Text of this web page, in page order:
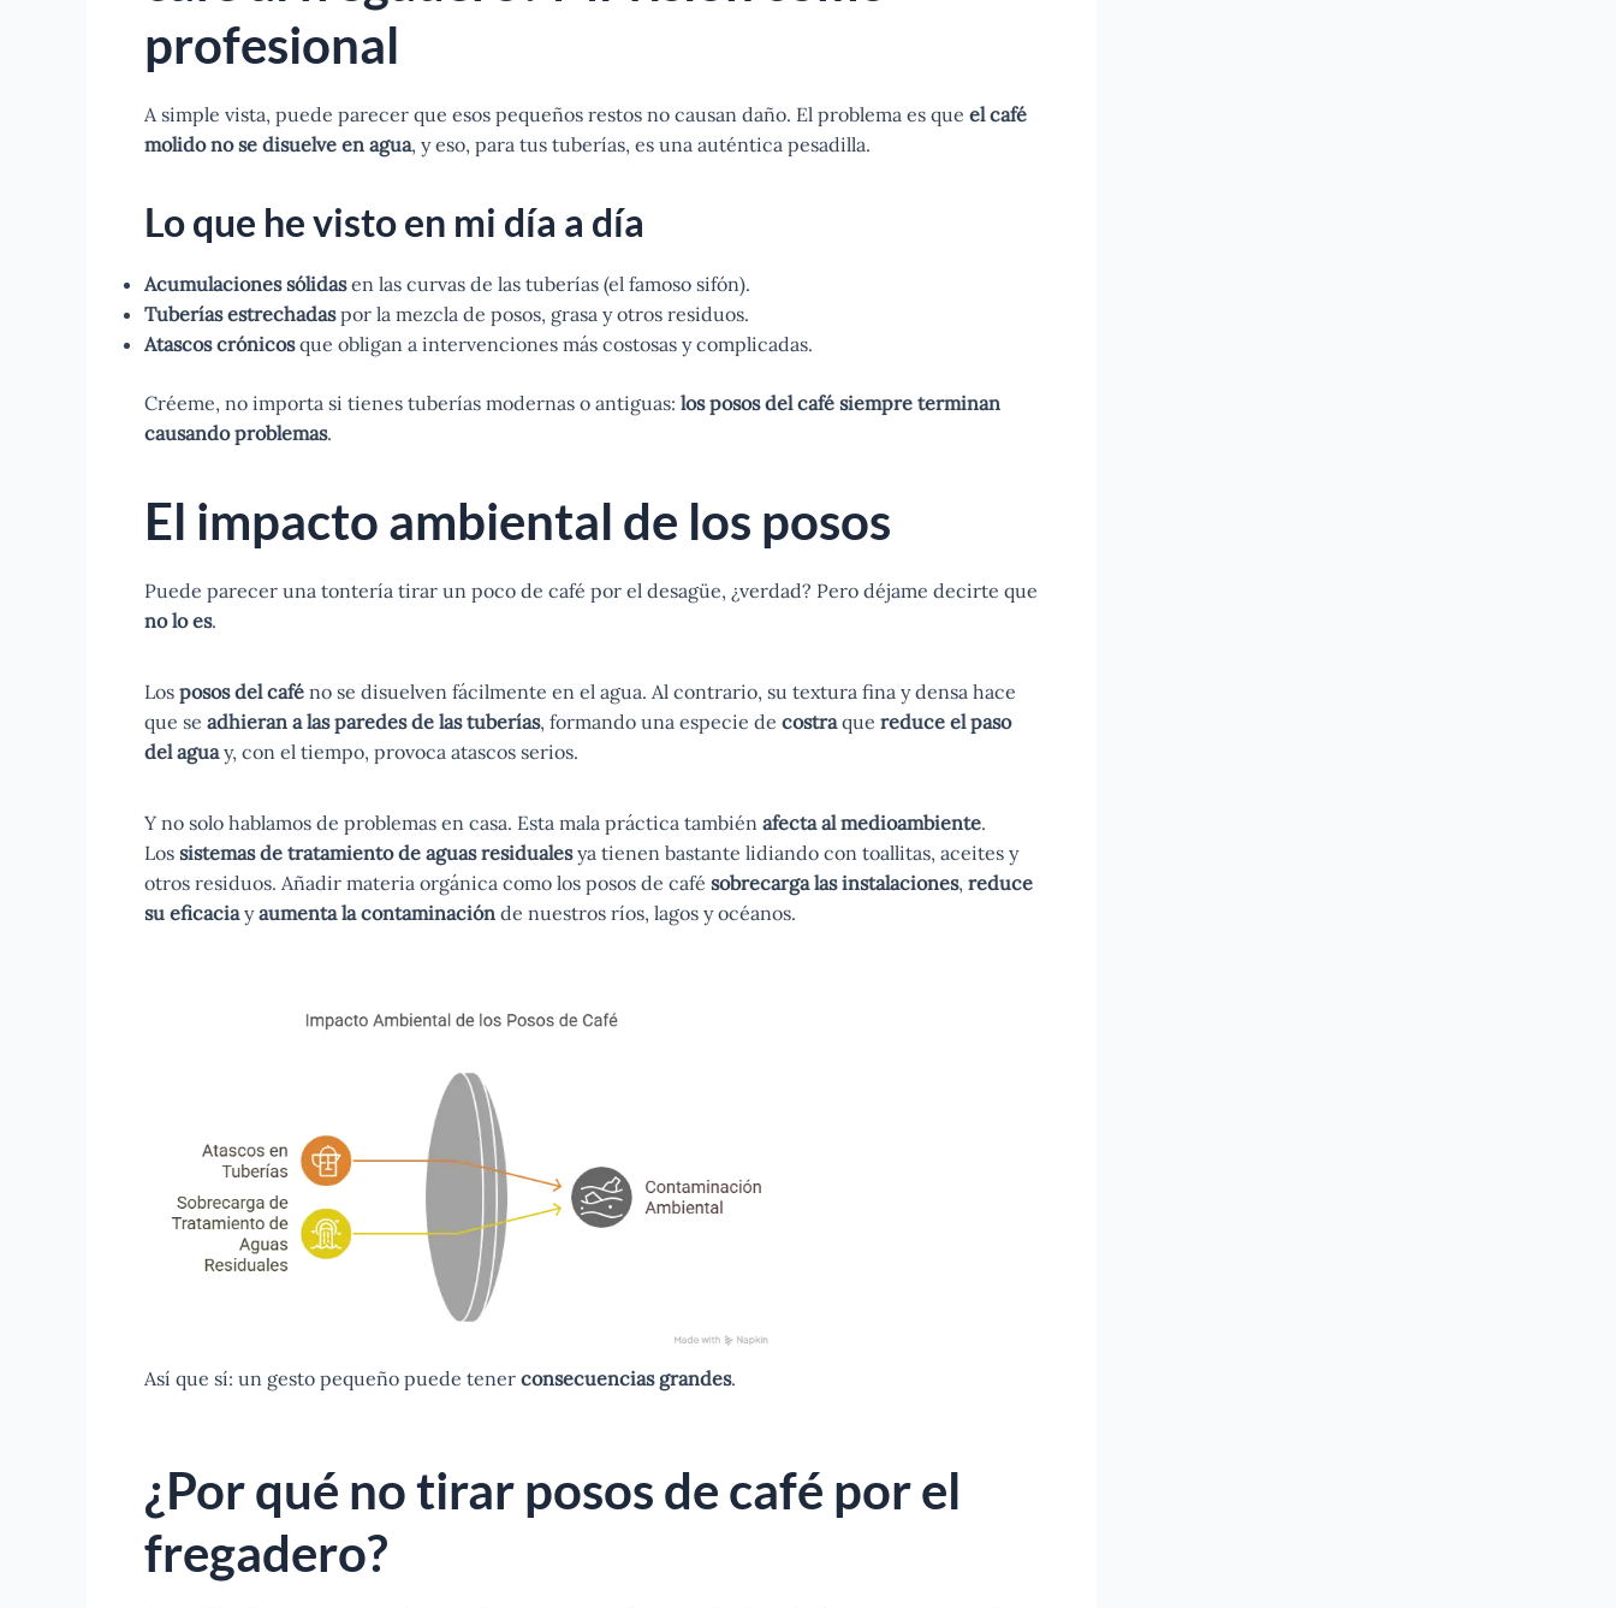
profesional
A simple vista, puede parecer que esos pequeños restos no causan daño. El problema es que el café
molido no se disuelve en agua, y eso, para tus tuberías, es una auténtica pesadilla.
Lo que he visto en mi día a día
Acumulaciones sólidasen las curvas de las tuberías (el famoso sifón).
Tuberías estrechadaspor la mezcla de posos, grasa y otros residuos.
Atascos crónicosque obligan a intervenciones más costosas y complicadas.
Créeme, no importa si tienes tuberías modernas o antiguas: los posos del café siempre terminan
causando problemas.
El impacto ambiental de los posos
Puede parecer una tontería tirar un poco de café por el desagüe, ¿verdad? Pero déjame decirte que
no lo es.
Los posos del café no se disuelven fácilmente en el agua. Al contrario, su textura fina y densa hace
que se adhieran a las paredes de las tuberías, formando una especie de costraque reduce el paso
del aguay, con el tiempo, provoca atascos serios.
Y no solo hablamos de problemas en casa. Esta mala práctica también afecta al medioambiente.
Los sistemas de tratamiento de aguas residualesya tienen bastante lidiando con toallitas, aceites y
otros residuos. Añadir materia orgánica como los posos de café sobrecarga las instalaciones, reduce
su eficaciayaumenta la contaminación de nuestros ríos, lagos y océanos.
Así que sí: un gesto pequeño puede tener consecuencias grandes.
¿Por qué no tirar posos de café por el
fregadero?